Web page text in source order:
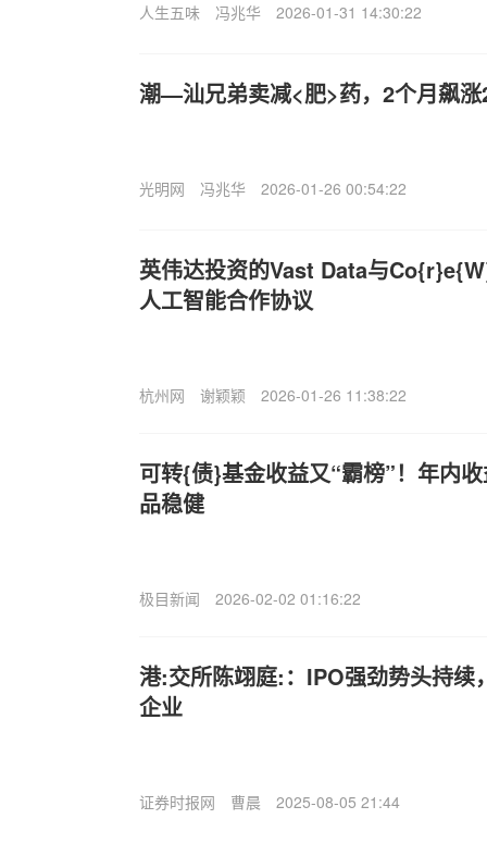
人生五味 冯兆华 2026-01-31 14:30:22
潮—汕兄弟卖减<肥>药，2个月飙涨
光明网 冯兆华 2026-01-26 00:54:22
英伟达投资的Vast Data与
人工智能合作协议
杭州网 谢颖颖 2026-01-26 11:38:22
可转{债}基金收益又“霸榜”！年内
品稳健
极目新闻 2026-02-02 01:16:22
港:交所陈翊庭:：IPO强劲势头持续
企业
证券时报网 曹晨 2025-08-05 21:44